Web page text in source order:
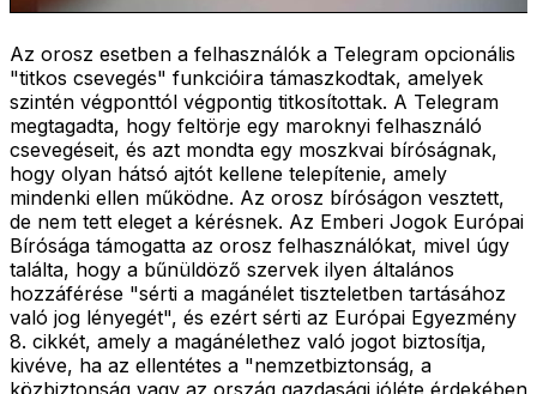
Az orosz esetben a felhasználók a Telegram opcionális
"titkos csevegés" funkcióira támaszkodtak, amelyek
szintén végponttól végpontig titkosítottak. A Telegram
megtagadta, hogy feltörje egy maroknyi felhasználó
csevegéseit, és azt mondta egy moszkvai bíróságnak,
hogy olyan hátsó ajtót kellene telepítenie, amely
mindenki ellen működne. Az orosz bíróságon vesztett,
de nem tett eleget a kérésnek. Az Emberi Jogok Európai
Bírósága támogatta az orosz felhasználókat, mivel úgy
találta, hogy a bűnüldöző szervek ilyen általános
hozzáférése "sérti a magánélet tiszteletben tartásához
való jog lényegét", és ezért sérti az Európai Egyezmény
8. cikkét, amely a magánélethez való jogot biztosítja,
kivéve, ha az ellentétes a "nemzetbiztonság, a
közbiztonság vagy az ország gazdasági jóléte érdekében